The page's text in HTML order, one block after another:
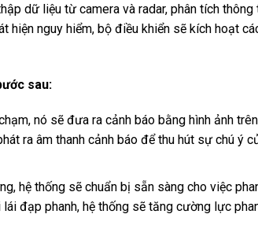
dữ liệu từ camera và radar, phân tích thông
hiện nguy hiểm, bộ điều khiển sẽ kích hoạt
sau:
nó sẽ đưa ra cảnh báo bằng hình ảnh trên
ra âm thanh cảnh báo để thu hút sự chú ý
hệ thống sẽ chuẩn bị sẵn sàng cho việc
đạp phanh, hệ thống sẽ tăng cường lực